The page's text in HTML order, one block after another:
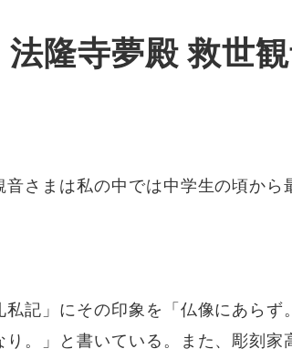
隆寺夢殿 救世
さまは私の中では中学生の頃か
記」にその印象を「仏像にあら
。」と書いている。また、彫刻